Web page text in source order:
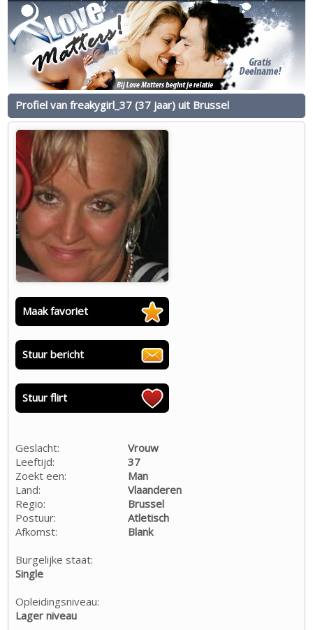
Profiel van freakygirl_37 (37 jaar) uit Brussel
Maak favoriet
Stuur bericht
Stuur flirt
Geslacht:
Vrouw
Leeftijd:
37
Zoekt een:
Man
Land:
Vlaanderen
Regio:
Brussel
Postuur:
Atletisch
Afkomst:
Blank
Burgelijke staat:
Single
Opleidingsniveau:
Lager niveau